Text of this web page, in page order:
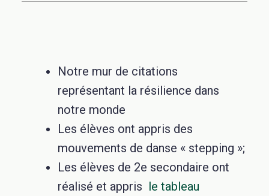
Notre mur de citations
représentant la résilience dans
notre monde
Les élèves ont appris des
mouvements de danse « stepping »;
Les élèves de 2e secondaire ont
réalisé et appris le tableau